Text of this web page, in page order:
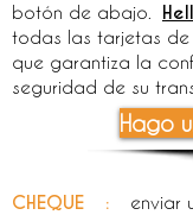
Hago
botón de abajo.
todas las tarjetas
que garantiza la
seguridad de su
CHEQUE :
enviar